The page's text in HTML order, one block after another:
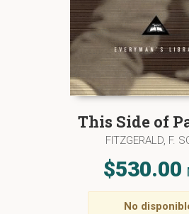
This Side of
FITZGERALD, F.
$530.00
No